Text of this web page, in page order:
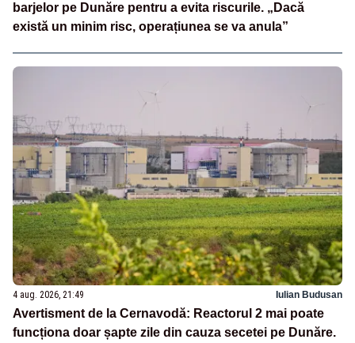
barjelor pe Dunăre pentru a evita riscurile. „Dacă
există un minim risc, operațiunea se va anula”
4 aug. 2026, 21:49 Iulian Budusan
Avertisment de la Cernavodă: Reactorul 2 mai poate
funcționa doar șapte zile din cauza secetei pe Dunăre.